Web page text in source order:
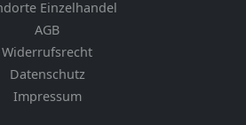
Einzelhandel
AGB
Widerrufsrecht
Datenschutz
Impressum